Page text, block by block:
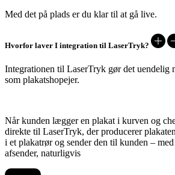
Med det på plads er du klar til at gå live.
Hvorfor laver I integration til LaserTryk?
Integrationen til LaserTryk gør det uendelig
som plakatshopejer.
Når kunden lægger en plakat i kurven og
direkte til LaserTryk, der producerer
i et plakatrør og sender den til kunden –
afsender, naturligvis